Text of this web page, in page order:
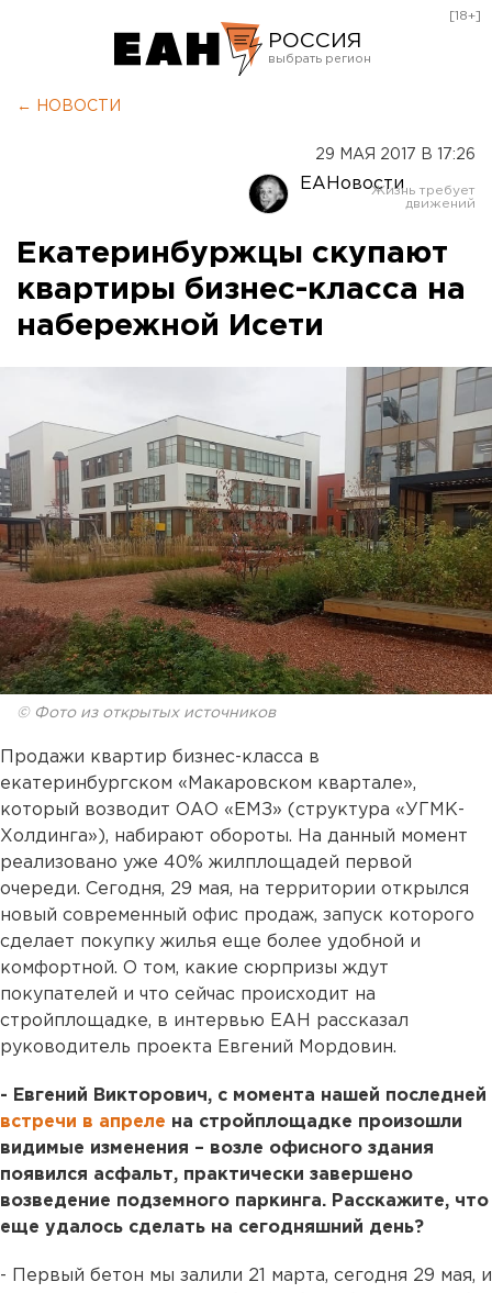
РОССИЯ
Оренбург
[18+]
← НОВОСТИ
29 МАЯ 2017 В 17:26
ЕАНовости
Екатеринбуржцы скупают
квартиры бизнес-класса на
набережной Исети
© Фото из открытых источников
Продажи квартир бизнес-класса в
екатеринбургском «Макаровском квартале»,
который возводит ОАО «ЕМЗ» (структура «УГМК-
Холдинга»), набирают обороты. На данный момент
реализовано уже 40% жилплощадей первой
очереди. Сегодня, 29 мая, на территории открылся
новый современный офис продаж, запуск которого
сделает покупку жилья еще более удобной и
комфортной. О том, какие сюрпризы ждут
покупателей и что сейчас происходит на
стройплощадке, в интервью ЕАН рассказал
руководитель проекта Евгений Мордовин.
- Евгений Викторович, с момента нашей последней
встречи в апреле на стройплощадке произошли
видимые изменения – возле офисного здания
появился асфальт, практически завершено
возведение подземного паркинга. Расскажите, что
еще удалось сделать на сегодняшний день?
- Первый бетон мы залили 21 марта, сегодня 29 мая, и